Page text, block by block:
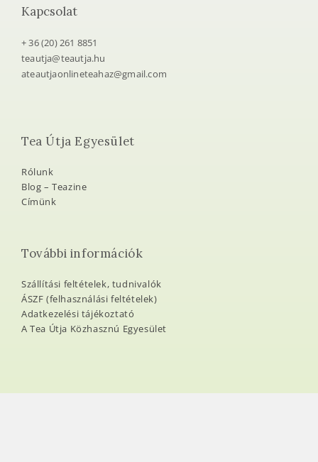
Kapcsolat
+ 36 (20) 261 8851
teautja@teautja.hu
ateautjaonlineteahaz@gmail.com
Tea Útja Egyesület
Rólunk
Blog – Teazine
Címünk
További információk
Szállítási feltételek, tudnivalók
ÁSZF (felhasználási feltételek)
Adatkezelési tájékoztató
A Tea Útja Közhasznú Egyesület